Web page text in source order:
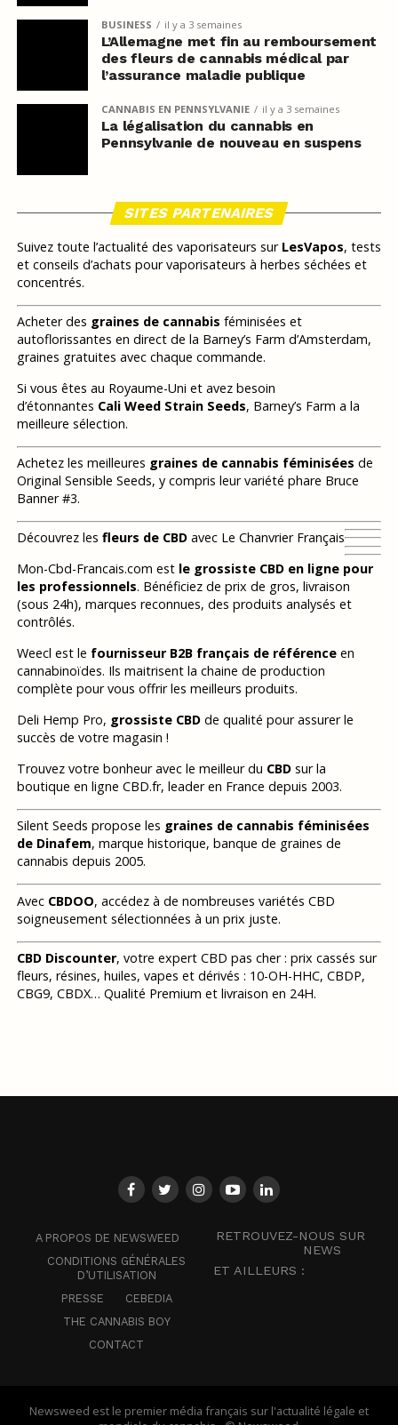
BUSINESS il y a 3 semaines
L’Allemagne met fin au remboursement
des fleurs de cannabis médical par
l’assurance maladie publique
CANNABIS EN PENNSYLVANIE il y a 3 semaines
La légalisation du cannabis en
Pennsylvanie de nouveau en suspens
SITES PARTENAIRES
Suivez toute l’actualité des vaporisateurs sur LesVapos, tests
et conseils d’achats pour vaporisateurs à herbes séchées et
concentrés.
Acheter des graines de cannabis féminisées et
autoflorissantes en direct de la Barney’s Farm d’Amsterdam,
graines gratuites avec chaque commande.
Si vous êtes au Royaume-Uni et avez besoin
d’étonnantes Cali Weed Strain Seeds, Barney’s Farm a la
meilleure sélection.
Achetez les meilleures graines de cannabis féminisées de
Original Sensible Seeds, y compris leur variété phare Bruce
Banner #3.
Découvrez les fleurs de CBDavec Le Chanvrier Français
Mon-Cbd-Francais.com est le grossiste CBD en ligne pour
les professionnels. Bénéficiez de prix de gros, livraison
(sous 24h), marques reconnues, des produits analysés et
contrôlés.
Weecl est le fournisseur B2B français de référenceen
cannabinoïdes. Ils maitrisent la chaine de production
complète pour vous offrir les meilleurs produits.
Deli Hemp Pro, grossiste CBDde qualité pour assurer le
succès de votre magasin !
Trouvez votre bonheur avec le meilleur du CBDsur la
boutique en ligne CBD.fr, leader en France depuis 2003.
Silent Seeds propose les graines de cannabis féminisées
de Dinafem, marque historique, banque de graines de
cannabis depuis 2005.
Avec CBDOO, accédez à de nombreuses variétés CBD
soigneusement sélectionnées à un prix juste.
CBD Discounter, votre expert CBD pas cher : prix cassés sur
fleurs, résines, huiles, vapes et dérivés : 10-OH-HHC, CBDP,
CBG9, CBDX… Qualité Premium et livraison en 24H.
A PROPOS DE NEWSWEED
CONDITIONS GÉNÉRALES
D’UTILISATION
PRESSE
CEBEDIA
THE CANNABIS BOY
CONTACT
RETROUVEZ-NOUS SUR
NEWS
ET AILLEURS :
Newsweed est le premier média français sur l'actualité légale et